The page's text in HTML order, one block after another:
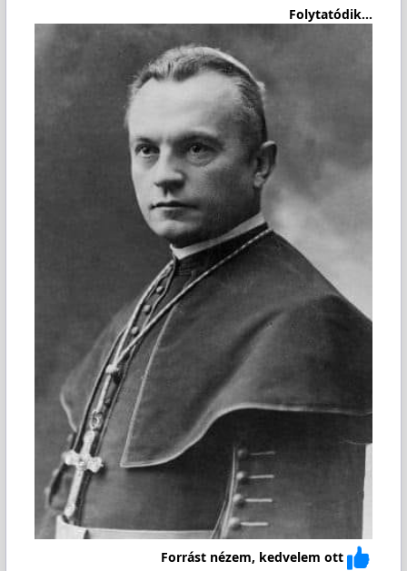
Folytatódik...
Forrást nézem, kedvelem ott